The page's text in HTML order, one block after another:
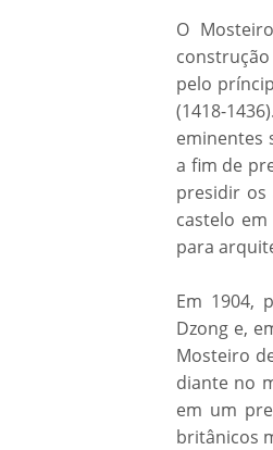
O
pelo
(1418-
eminentes
a fim de
presidir os
castelo
para
Em 1904,
Dzong e,
Mosteiro
diante no
em um
britânicos